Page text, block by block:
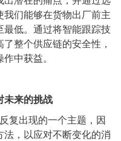
们能够在货物出厂前主
低。通过将智能跟踪技
整个供应链的安全性，
中获益。
未来的挑战
复出现的一个主题，因
，以应对不断变化的消